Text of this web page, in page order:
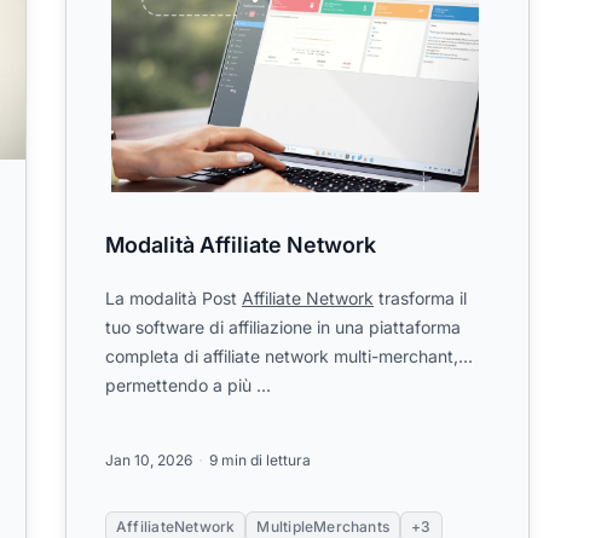
Modalità Affiliate Network
La modalità Post Affiliate Network trasforma il
tuo software di affiliazione in una piattaforma
completa di affiliate network multi-merchant,
permettendo a più ...
Jan 10, 2026 9 min di lettura
AffiliateNetwork MultipleMerchants +3